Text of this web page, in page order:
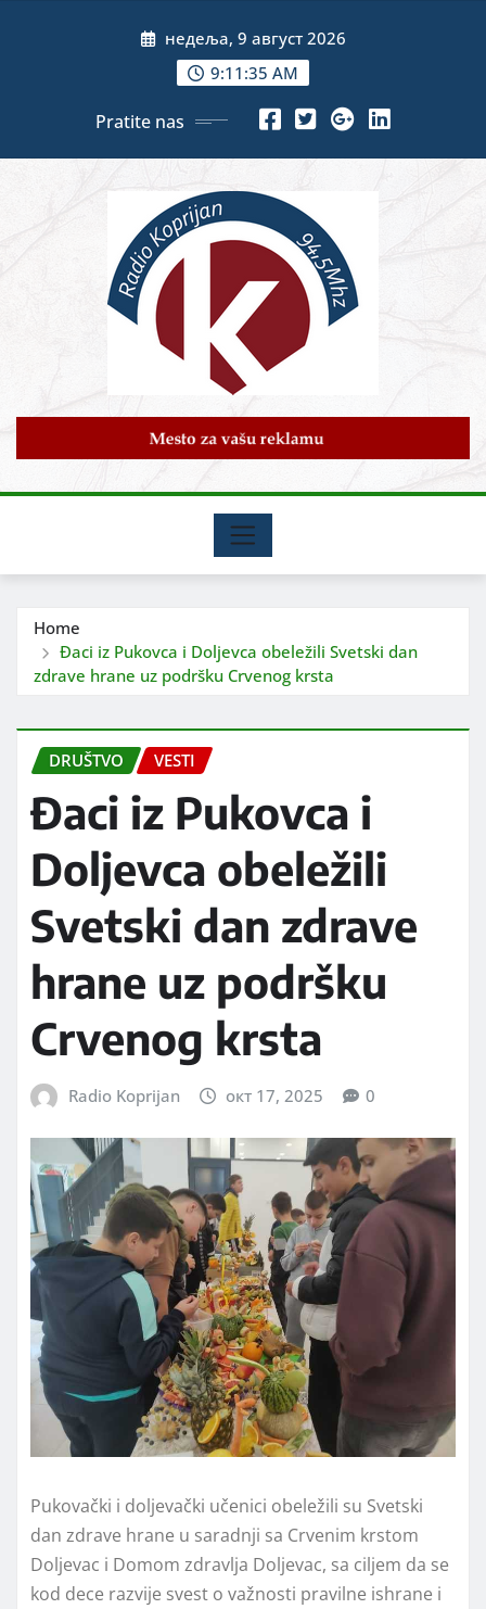
недеља, 9 август 2026
9:11:37 AM
Pratite nas
Home
Đaci iz Pukovca i Doljevca obeležili Svetski dan
zdrave hrane uz podršku Crvenog krsta
DRUŠTVO VESTI
Đaci iz Pukovca i
Doljevca obeležili
Svetski dan zdrave
hrane uz podršku
Crvenog krsta
Radio Koprijan окт 17, 2025 0
Pukovački i doljevački učenici obeležili su Svetski
dan zdrave hrane u saradnji sa Crvenim krstom
Doljevac i Domom zdravlja Doljevac, sa ciljem da se
kod dece razvije svest o važnosti pravilne ishrane i